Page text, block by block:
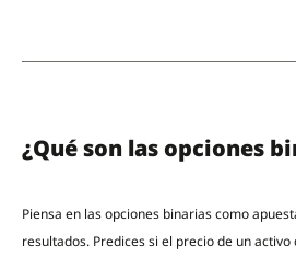
¿Qué son las opciones
Piensa en las opciones binarias como
resultados. Predices si el precio de un